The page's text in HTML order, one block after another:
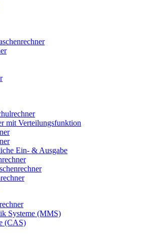
mit Verteilungsfunktion
Ein- & Ausgabe
Systeme (MMS)
(CAS)